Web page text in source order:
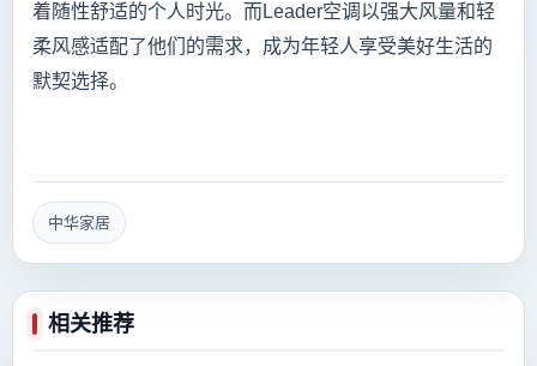
着随性舒适的个人时光。而Leader空调以强大风量和轻
柔风感适配了他们的需求，成为年轻人享受美好生活的
默契选择。
中华家居
相关推荐